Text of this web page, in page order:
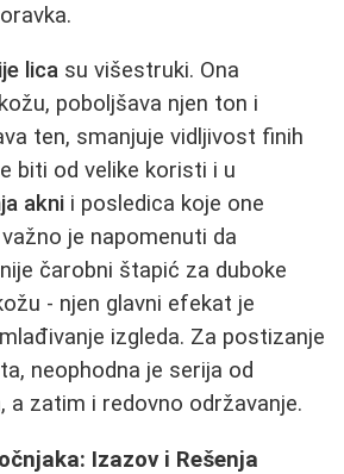
lica su višestruki. Ona
poboljšava njen ton i
ten, smanjuje vidljivost finih
biti od velike koristi i u
akni i posledica koje one
je napomenuti da
nije čarobni štapić za duboke
- njen glavni efekat je
izgleda. Za postizanje
neophodna je serija od
a zatim i redovno održavanje.
Izazov i Rešenja